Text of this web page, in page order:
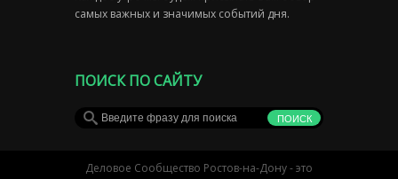
самых важных и значимых событий дня.
ПОИСК ПО САЙТУ
Деловое Сообщество Ростов-на-Дону - это